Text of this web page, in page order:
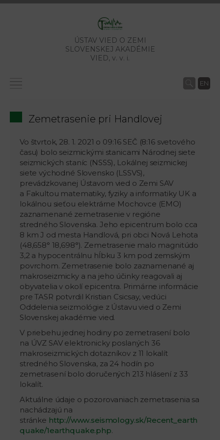
ÚSTAV VIED O ZEMI
SLOVENSKEJ AKADÉMIE
VIED, v. v. i.
EN
Zemetrasenie pri Handlovej
Vo štvrtok, 28. 1. 2021 o 09:16 SEČ (8:16 svetového
času) bolo seizmickými stanicami Národnej siete
seizmických staníc (NSSS), Lokálnej seizmickej
siete východné Slovensko (LSSVS),
prevádzkovanej Ústavom vied o Zemi SAV
a Fakultou matematiky, fyziky a informatiky UK a
lokálnou sieťou elektrárne Mochovce (EMO)
zaznamenané zemetrasenie v regióne
stredného Slovenska. Jeho epicentrum bolo cca
8 km J od mesta Handlová, pri obci Nová Lehota
(48,658° 18,698°). Zemetrasenie malo magnitúdo
3,2 a hypocentrálnu hĺbku 3 km pod zemským
povrchom. Zemetrasenie bolo zaznamenané aj
makroseizmicky a na jeho účinky reagovali aj
obyvatelia v okolí epicentra. Primárne informácie
pre TASR potvrdil Kristian Csicsay, vedúci
Oddelenia seizmológie z Ústavu vied o Zemi
Slovenskej akadémie vied.
V priebehu jednej hodiny po zemetrasení bolo
na ÚVZ SAV elektronicky poslaných 36
makroseizmických dotazníkov z 11 lokalít
stredného Slovenska, za 24 hodín po
zemetrasení bolo doručených 213 hlásení z 33
lokalít.
Aktuálne údaje o pozorovaniach zemetrasenia sa
nachádzajú na
stránke http://www.seismology.sk/Recent_earth
quake/1earthquake.php.